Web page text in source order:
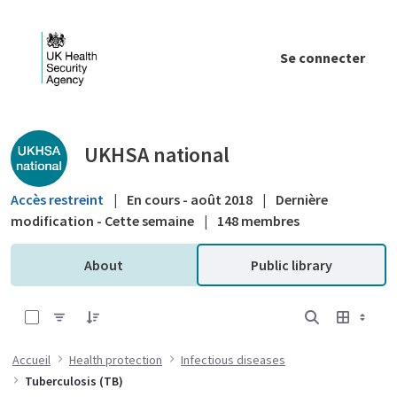
Se connecter
Public library - UKHSA national
UKHSA national
Accès restreint | En cours - août 2018 |
Dernière
modification - Cette semaine | 148 membres
About Public library
Accueil Health protection
Infectious diseases
Tuberculosis (TB)